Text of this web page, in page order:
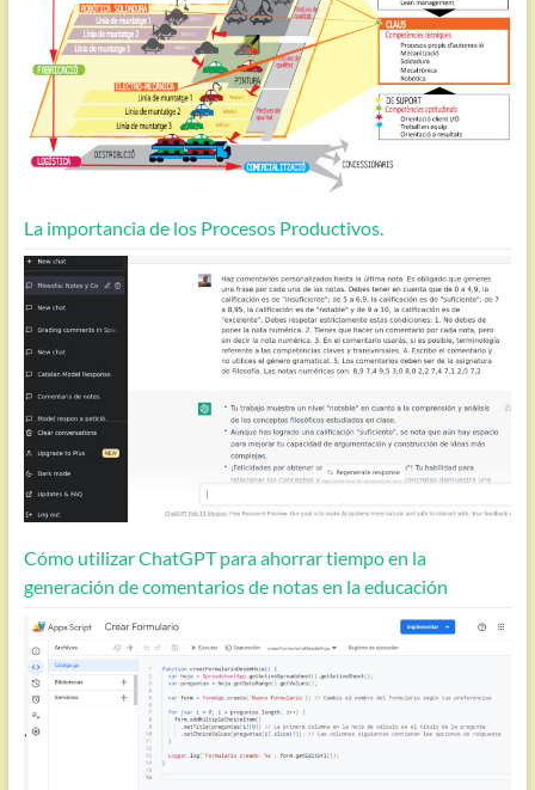
La importancia de los Procesos Productivos.
Cómo utilizar ChatGPT para ahorrar tiempo en la
generación de comentarios de notas en la educación